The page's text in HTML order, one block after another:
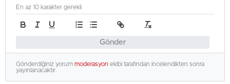
Gönder
En az 10 karakter gerekli
Gönderdiğiniz yorum moderasyon ekibi tarafından incelendikten sonra
yayınlanacaktır.